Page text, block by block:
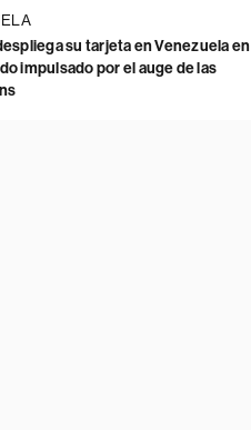
su tarjeta en Venezuela en
impulsado por el auge de las